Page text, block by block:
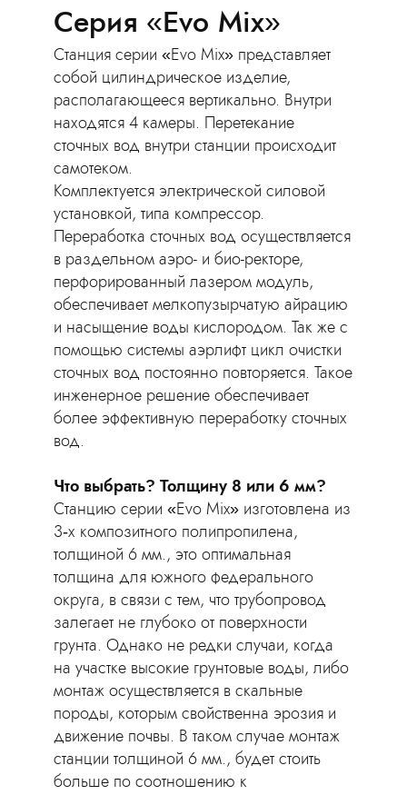
Серия «Evo Mix»
Станция серии «Evo Mix» представляет
собой цилиндрическое изделие,
располагающееся вертикально. Внутри
находятся 4 камеры. Перетекание
сточных вод внутри станции происходит
самотеком.
Комплектуется электрической силовой
установкой, типа компрессор.
Переработка сточных вод осуществляется
в раздельном аэро- и био-ректоре,
перфорированный лазером модуль,
обеспечивает мелкопузырчатую айрацию
и насыщение воды кислородом. Так же с
помощью системы аэрлифт цикл очистки
сточных вод постоянно повторяется. Такое
инженерное решение обеспечивает
более эффективную переработку сточных
вод.
Что выбрать? Толщину 8 или 6 мм?
Станцию серии «Evo Mix» изготовлена из
3‑х композитного полипропилена,
толщиной 6 мм., это оптимальная
толщина для южного федерального
округа, в связи с тем, что трубопровод
залегает не глубоко от поверхности
грунта. Однако не редки случаи, когда
на участке высокие грунтовые воды, либо
монтаж осуществляется в скальные
породы, которым свойственна эрозия и
движение почвы. В таком случае монтаж
станции толщиной 6 мм., будет стоить
больше по соотношению к